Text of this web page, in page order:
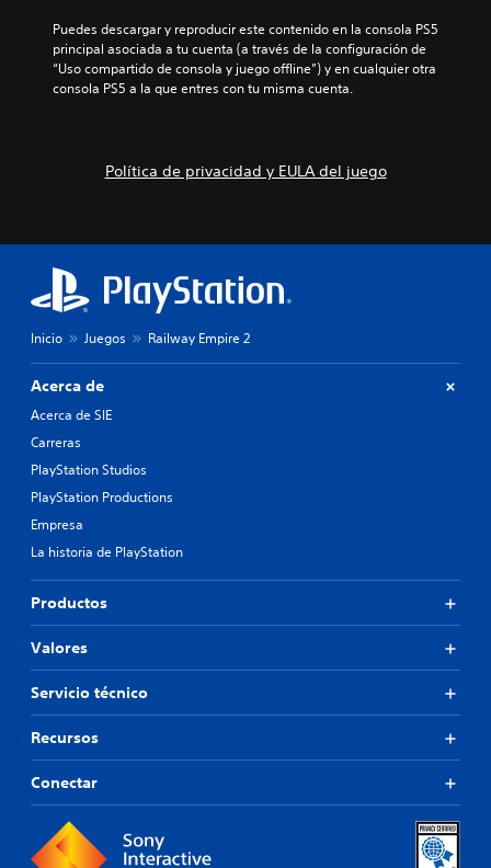
Puedes descargar y reproducir este contenido en la consola PS5
principal asociada a tu cuenta (a través de la configuración de
“Uso compartido de consola y juego offline”) y en cualquier otra
consola PS5 a la que entres con tu misma cuenta.
Política de privacidad y EULA del juego
Inicio Juegos Railway Empire 2
Acerca de
Acerca de SIE
Carreras
PlayStation Studios
PlayStation Productions
Empresa
La historia de PlayStation
Productos
Valores
Servicio técnico
Recursos
Conectar